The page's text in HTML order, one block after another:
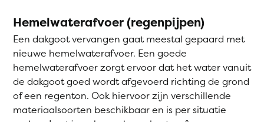
Hemelwaterafvoer (regenpijpen)
Een dakgoot vervangen gaat meestal gepaard met
nieuwe hemelwaterafvoer. Een goede
hemelwaterafvoer zorgt ervoor dat het water vanuit
de dakgoot goed wordt afgevoerd richting de grond
of een regenton. Ook hiervoor zijn verschillende
materiaalsoorten beschikbaar en is per situatie